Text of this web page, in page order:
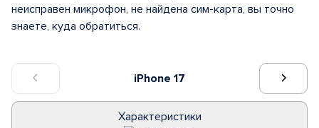
iPhone 17
Характеристики
неисправен микрофон, не найдена сим-карта, вы точно
знаете, куда обратиться.